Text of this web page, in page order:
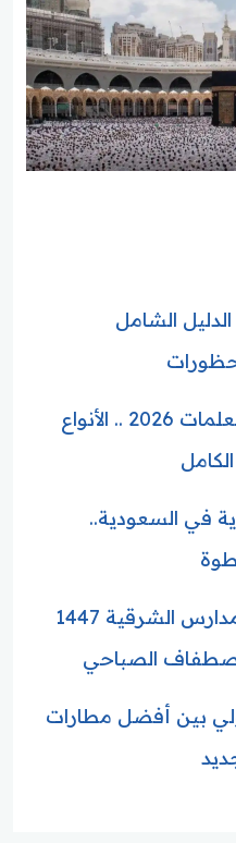
الحج للمرأة 2026: الدليل الشامل
أهم إجازات المعلمين والمعلمات 2026 .. الأنواع
في السعودية..
موعد الدوام الصيفي في مدارس الشرقية 1447
الصباحي
بين أفضل مطارات